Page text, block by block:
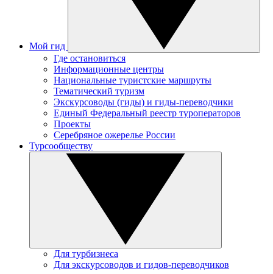
Мой гид
Где остановиться
Информационные центры
Национальные туристские маршруты
Тематический туризм
Экскурсоводы (гиды) и гиды-переводчики
Единый Федеральный реестр туроператоров
Проекты
Серебряное ожерелье России
Турсообществу
Для турбизнеса
Для экскурсоводов и гидов-переводчиков